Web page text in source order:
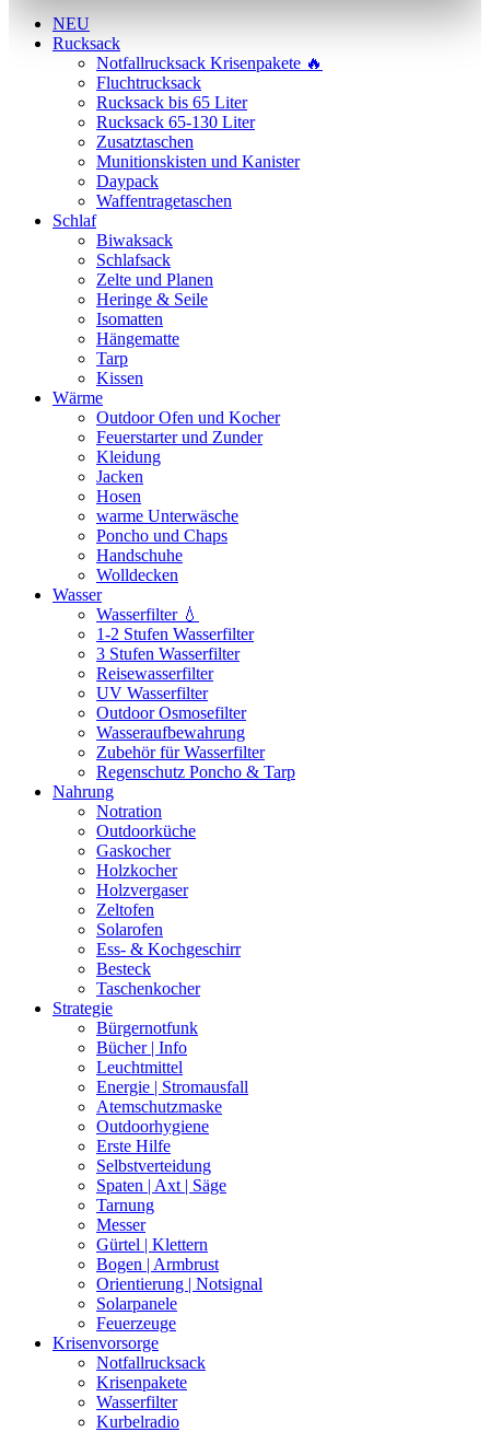
NEU
Rucksack
Notfallrucksack Krisenpakete 🔥
Fluchtrucksack
Rucksack bis 65 Liter
Rucksack 65-130 Liter
Zusatztaschen
Munitionskisten und Kanister
Daypack
Waffentragetaschen
Schlaf
Biwaksack
Schlafsack
Zelte und Planen
Heringe & Seile
Isomatten
Hängematte
Tarp
Kissen
Wärme
Outdoor Ofen und Kocher
Feuerstarter und Zunder
Kleidung
Jacken
Hosen
warme Unterwäsche
Poncho und Chaps
Handschuhe
Wolldecken
Wasser
Wasserfilter 💧
1-2 Stufen Wasserfilter
3 Stufen Wasserfilter
Reisewasserfilter
UV Wasserfilter
Outdoor Osmosefilter
Wasseraufbewahrung
Zubehör für Wasserfilter
Regenschutz Poncho & Tarp
Nahrung
Notration
Outdoorküche
Gaskocher
Holzkocher
Holzvergaser
Zeltofen
Solarofen
Ess- & Kochgeschirr
Besteck
Taschenkocher
Strategie
Bürgernotfunk
Bücher | Info
Leuchtmittel
Energie | Stromausfall
Atemschutzmaske
Outdoorhygiene
Erste Hilfe
Selbstverteidung
Spaten | Axt | Säge
Tarnung
Messer
Gürtel | Klettern
Bogen | Armbrust
Orientierung | Notsignal
Solarpanele
Feuerzeuge
Krisenvorsorge
Notfallrucksack
Krisenpakete
Wasserfilter
Kurbelradio